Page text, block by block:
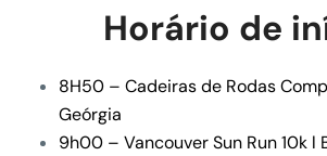
Horário de
8H50 – Cadeiras de Rodas
Geórgia
9h00 – Vancouver Sun Run 10k l